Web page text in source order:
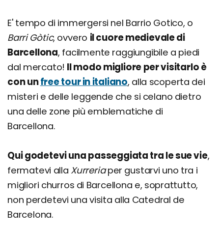
E' tempo di immergersi nel Barrio Gotico, o
Barri Gòtic, ovvero il cuore medievale di
Barcellona, facilmente raggiungibile a piedi
dal mercato! Il modo migliore per visitarlo è
con unfree tour in italiano, alla scoperta dei
misteri e delle leggende che si celano dietro
una delle zone più emblematiche di
Barcellona.
Qui godetevi una passeggiata tra le sue vie,
fermatevi alla Xurreriaper gustarvi uno tra i
migliori churros di Barcellona e, soprattutto,
non perdetevi una visita alla Catedral de
Barcelona.